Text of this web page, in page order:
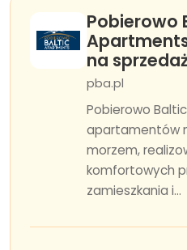
Pobierowo
na
pba.pl
Pobierowo
apartamentów
morzem,
komfortowych
zamieszkania i...